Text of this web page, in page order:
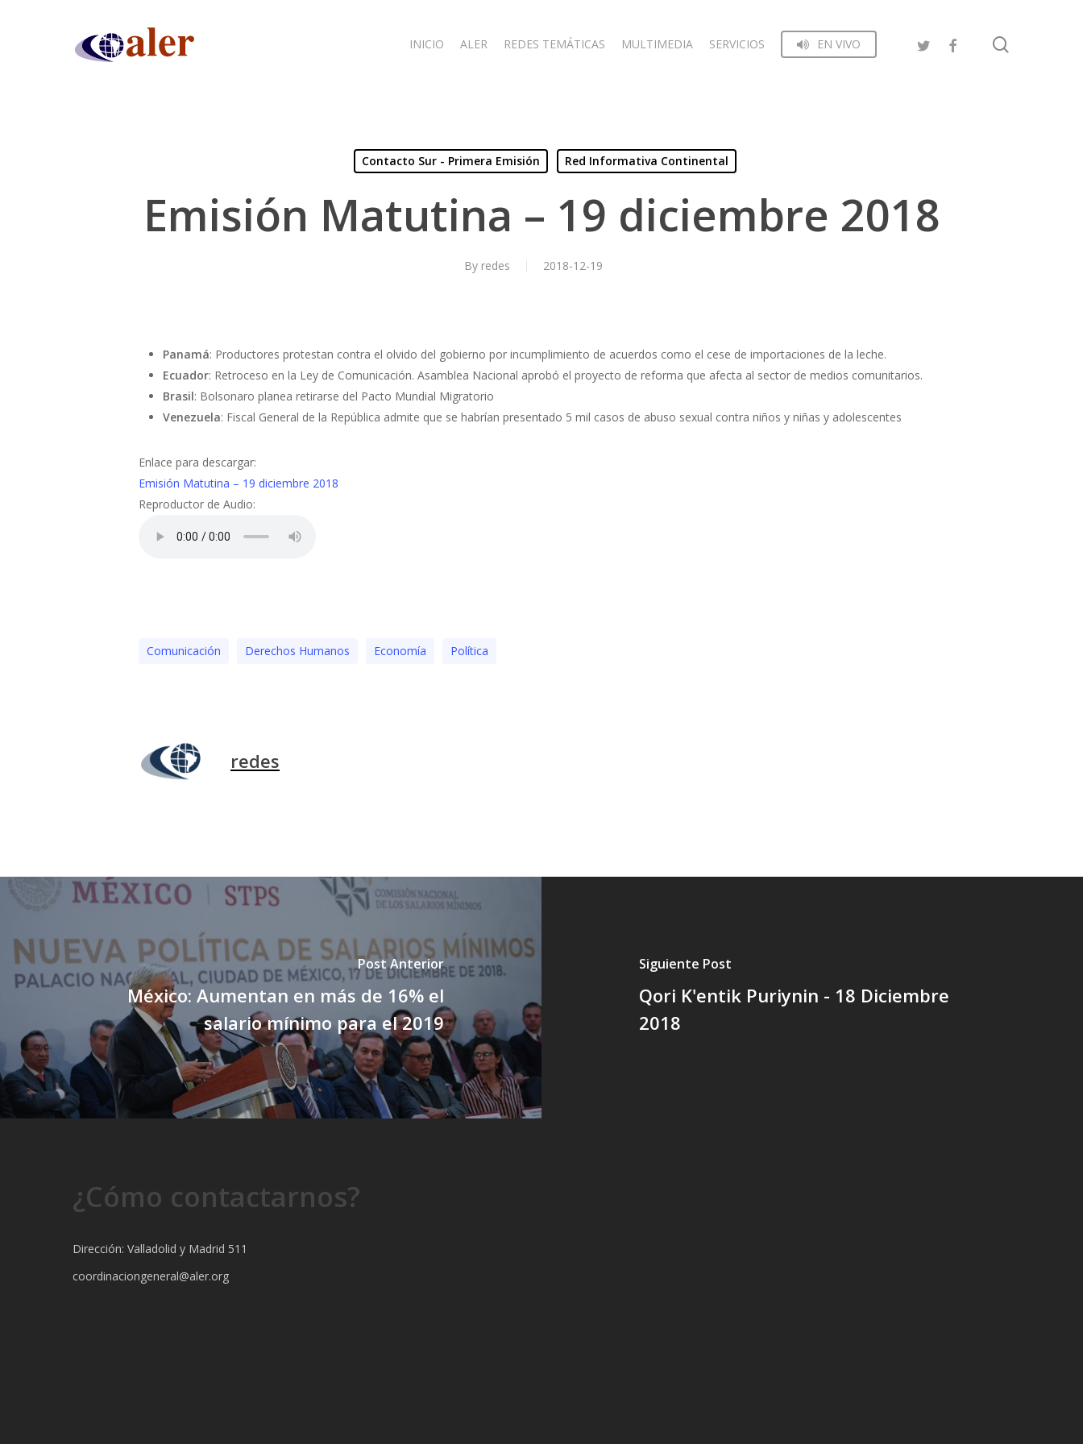
Presiona "ENTER" para buscar o "ESC" para cerrar
INICIO ALER REDES TEMÁTICAS MULTIMEDIA SERVICIOS EN VIVO
Contacto Sur - Primera Emisión Red Informativa Continental
Emisión Matutina – 19 diciembre 2018
By redes 2018-12-19
Panamá: Productores protestan contra el olvido del gobierno por incumplimiento de acuerdos como el cese de importaciones de la leche.
Ecuador: Retroceso en la Ley de Comunicación. Asamblea Nacional aprobó el proyecto de reforma que afecta al sector de medios comunitarios.
Brasil: Bolsonaro planea retirarse del Pacto Mundial Migratorio
Venezuela: Fiscal General de la República admite que se habrían presentado 5 mil casos de abuso sexual contra niños y niñas y adolescentes
Enlace para descargar:
Emisión Matutina – 19 diciembre 2018
Reproductor de Audio:
Comunicación Derechos Humanos Economía Polí­tica
redes
Post Anterior
México: Aumentan en más de 16% el
salario mínimo para el 2019
Siguiente Post
Qori K'entik Puriynin - 18 Diciembre
2018
¿Cómo contactarnos?
Dirección: Valladolid y Madrid 511
coordinaciongeneral@aler.org